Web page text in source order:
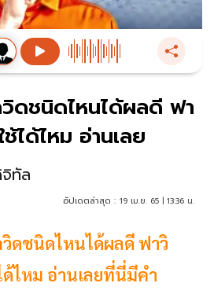
วิดชนิดไหนได้ผลดี ฟา
ได้ไหม อ่านเลย
ทัล
อัปเดตล่าสุด : 19 เม.ย. 65 | 13:36 น.
ดชนิดไหนได้ผลดี ฟาวิ
ด้ไหม อ่านเลยที่นี่มีคำ